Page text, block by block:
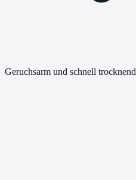
Geruchsarm und schnell trocknend